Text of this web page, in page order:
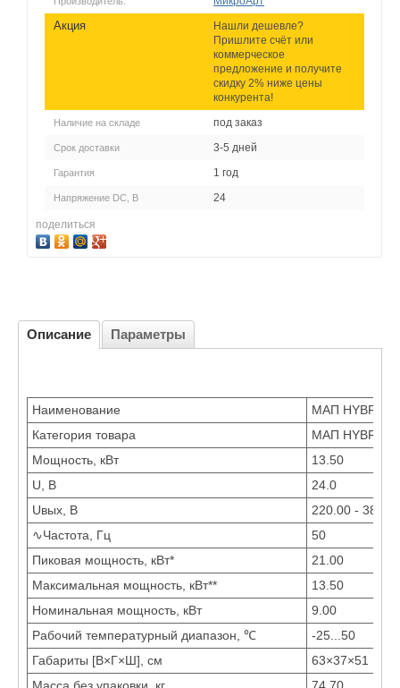
Акция
Нашли дешевле?
Пришлите счёт или
коммерческое
предложение и получите
скидку 2% ниже цены
конкурента!
Наличие на складе под заказ
Срок доставки 3-5 дней
Гарантия 1 год
Напряжение DC, В 24
поделиться
Описание Параметры
Наименование
МАП HYBRID
Категория товара
МАП HYBRID
Мощность, кВт
13.50
U, В
24.0
Uвых, В
220.00 -
∿Частота, Гц
50
Пиковая мощность, кВт*
21.00
Максимальная мощность, кВт**
13.50
Номинальная мощность, кВт
9.00
Рабочий температурный диапазон, ℃
-25...50
Габариты [В×Г×Ш], см
63×37×51